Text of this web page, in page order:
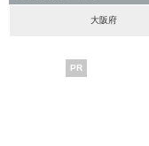
大阪府
PR